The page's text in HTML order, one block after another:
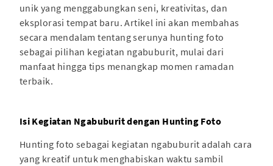
unik yang menggabungkan seni, kreativitas, dan
eksplorasi tempat baru. Artikel ini akan membahas
secara mendalam tentang serunya hunting foto
sebagai pilihan kegiatan ngabuburit, mulai dari
manfaat hingga tips menangkap momen ramadan
terbaik.
Isi Kegiatan Ngabuburit dengan Hunting Foto
Hunting foto sebagai kegiatan ngabuburit adalah cara
yang kreatif untuk menghabiskan waktu sambil